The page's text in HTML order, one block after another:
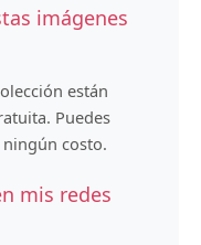
imágenes
están
Puedes
costo.
mis redes